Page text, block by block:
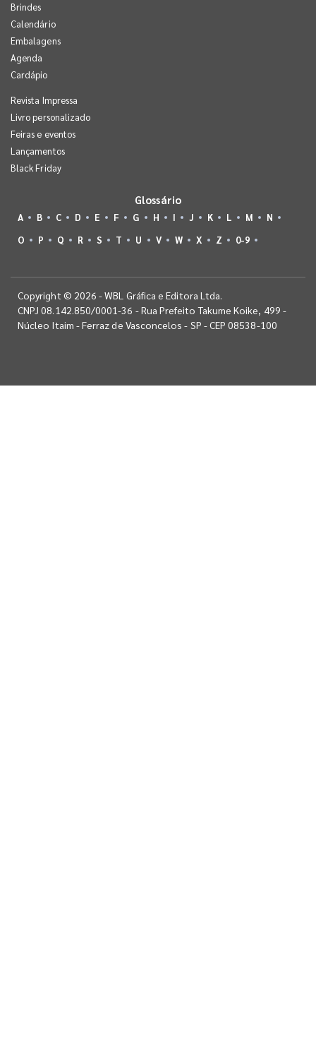
Brindes
Calendário
Embalagens
Agenda
Cardápio
Revista Impressa
Livro personalizado
Feiras e eventos
Lançamentos
Black Friday
Glossário
A B C D E F G H I J K L M
N
O
P Q R S T U V W X Z 0-9
Copyright © 2026 - WBL Gráfica e Editora Ltda.
CNPJ 08.142.850/0001-36 - Rua Prefeito Takume Koike, 499 -
Núcleo Itaim - Ferraz de Vasconcelos - SP - CEP 08538-100